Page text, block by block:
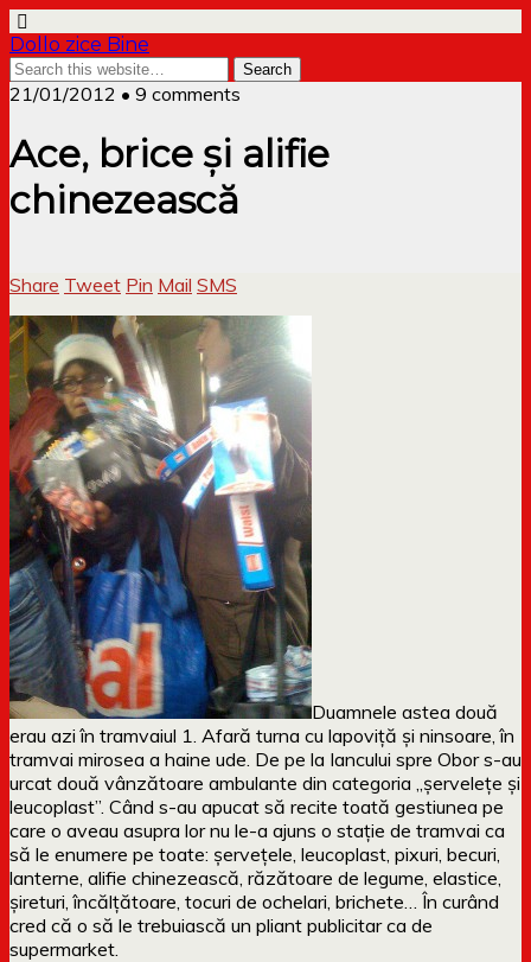
Dollo zice Bine
21/01/2012 • 9 comments
Ace, brice și alifie
chinezească
Share Tweet Pin Mail SMS
Duamnele astea două
erau azi în tramvaiul 1. Afară turna cu lapoviță și ninsoare, în
tramvai mirosea a haine ude. De pe la Iancului spre Obor s-au
urcat două vânzătoare ambulante din categoria „șervelețe și
leucoplast”. Când s-au apucat să recite toată gestiunea pe
care o aveau asupra lor nu le-a ajuns o stație de tramvai ca
să le enumere pe toate: șervețele, leucoplast, pixuri, becuri,
lanterne, alifie chinezească, răzătoare de legume, elastice,
șireturi, încălțătoare, tocuri de ochelari, brichete… În curând
cred că o să le trebuiască un pliant publicitar ca de
supermarket.